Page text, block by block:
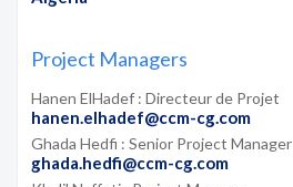
Project Managers
Hanen ElHadef : Directeur de Projet
hanen.elhadef@ccm-cg.com
Ghada Hedfi : Senior Project Manager
ghada.hedfi@ccm-cg.com